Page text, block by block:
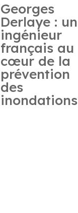
Georges
Derlaye : un
ingénieur
français au
cœur de la
prévention
des
inondations